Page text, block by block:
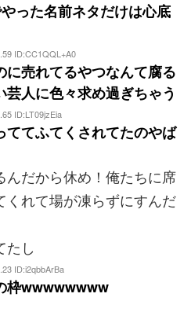
った名前ネタだけは心底
ID:CC1QQL+A0
に売れてるやつなんて腐る
人に色々求め過ぎちゃう
ID:LT09jzEia
てふてくされてたのやば
んだから休め！俺たちに席
くれて場が凍らずにすんだ
たし
ID:i2qbbArBa
枠wwwwwwww